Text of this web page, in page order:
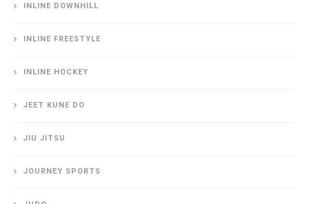
INLINE DOWNHILL
INLINE FREESTYLE
INLINE HOCKEY
JEET KUNE DO
JIU JITSU
JOURNEY SPORTS